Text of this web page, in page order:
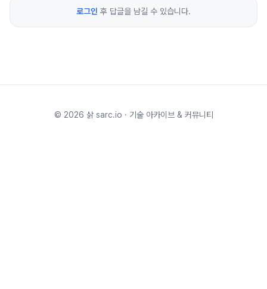
로그인 후 답글을 남길 수 있습니다.
© 2026 삵 sarc.io · 기술 아카이브 & 커뮤니티